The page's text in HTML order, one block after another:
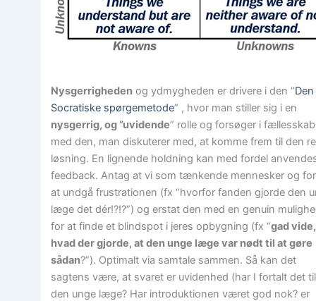
Nysgerrigheden og ydmygheden er drivere i den “Den
Socratiske spørgemetode” , hvor man stiller sig i en
nysgerrig, og ”uvidende” rolle og forsøger i fællesskab
med den, man diskuterer med, at komme frem til den
løsning. En lignende holdning kan med fordel
feedback. Antag at vi som tænkende mennesker og
at undgå frustrationen (fx “hvorfor fanden gjorde den
læge det dér!?!?”) og erstat den med en genuin
for at finde et blindspot i jeres opbygning (fx “gad vide,
hvad der gjorde, at den unge læge var nødt til at gøre
sådan?”). Optimalt via samtale sammen. Så kan det
sagtens være, at svaret er uvidenhed (har I fortalt det til
den unge læge? Har introduktionen været god nok? er